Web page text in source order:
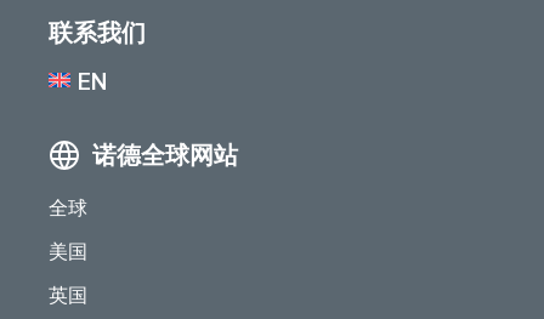
联系我们
EN
诺德全球网站
全球
美国
英国